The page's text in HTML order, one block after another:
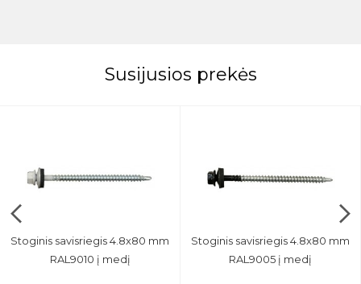
Susijusios prekės
Stoginis savisriegis 4.8x80 mm
RAL9010 į medį
Stoginis savisriegis 4.8x80 mm
RAL9005 į medį